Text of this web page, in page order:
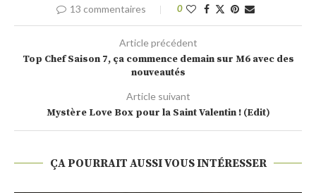
13 commentaires 0
Article précédent
Top Chef Saison 7, ça commence demain sur M6 avec des
nouveautés
Article suivant
Mystère Love Box pour la Saint Valentin ! (Edit)
ÇA POURRAIT AUSSI VOUS INTÉRESSER